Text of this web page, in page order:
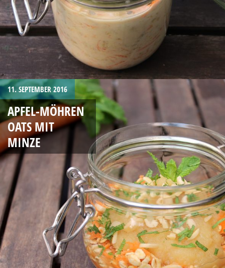
11. SEPTEMBER 2016
APFEL-MÖHREN
OATS MIT
MINZE